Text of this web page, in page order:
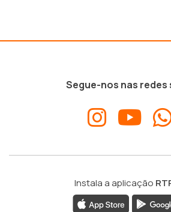
Segue-nos nas redes
Instala a aplicação